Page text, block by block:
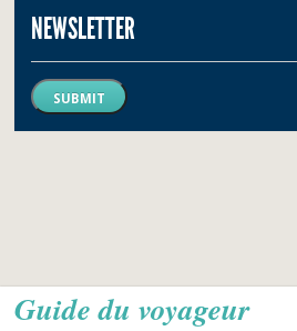
NEWSLETTER
SUBMIT
Guide du voyageur